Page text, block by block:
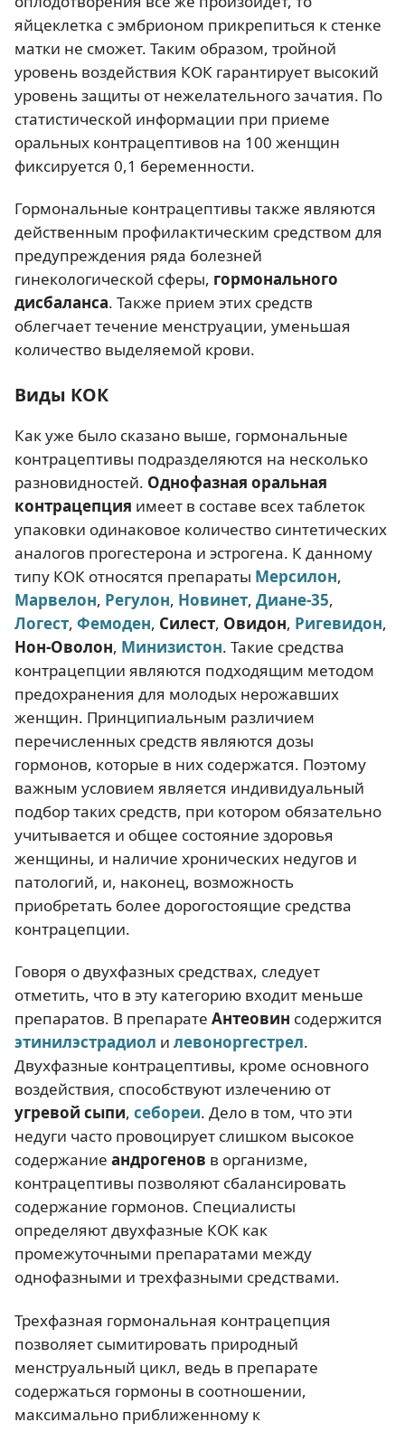
яйцеклетка с эмбрионом прикрепиться к стенке
матки не сможет. Таким образом, тройной
уровень воздействия КОК гарантирует высокий
уровень защиты от нежелательного зачатия. По
статистической информации при приеме
оральных контрацептивов на 100 женщин
фиксируется 0,1 беременности.
Гормональные контрацептивы также являются
действенным профилактическим средством для
предупреждения ряда болезней
гинекологической сферы, гормонального
дисбаланса. Также прием этих средств
облегчает течение менструации, уменьшая
количество выделяемой крови.
Виды КОК
Как уже было сказано выше, гормональные
контрацептивы подразделяются на несколько
разновидностей. Однофазная оральная
контрацепция имеет в составе всех таблеток
упаковки одинаковое количество синтетических
аналогов прогестерона и эстрогена. К данному
типу КОК относятся препараты Мерсилон,
Марвелон, Регулон, Новинет, Диане-35,
Логест, Фемоден, Силест, Овидон, Ригевидон,
Нон-Оволон, Минизистон. Такие средства
контрацепции являются подходящим методом
предохранения для молодых нерожавших
женщин. Принципиальным различием
перечисленных средств являются дозы
гормонов, которые в них содержатся. Поэтому
важным условием является индивидуальный
подбор таких средств, при котором обязательно
учитывается и общее состояние здоровья
женщины, и наличие хронических недугов и
патологий, и, наконец, возможность
приобретать более дорогостоящие средства
контрацепции.
Говоря о двухфазных средствах, следует
отметить, что в эту категорию входит меньше
препаратов. В препарате Антеовин содержится
этинилэстрадиол и левоноргестрел.
Двухфазные контрацептивы, кроме основного
воздействия, способствуют излечению от
угревой сыпи, себореи. Дело в том, что эти
недуги часто провоцирует слишком высокое
содержание андрогенов в организме,
контрацептивы позволяют сбалансировать
содержание гормонов. Специалисты
определяют двухфазные КОК как
промежуточными препаратами между
однофазными и трехфазными средствами.
Трехфазная гормональная контрацепция
позволяет сымитировать природный
менструальный цикл, ведь в препарате
содержаться гормоны в соотношении,
максимально приближенному к